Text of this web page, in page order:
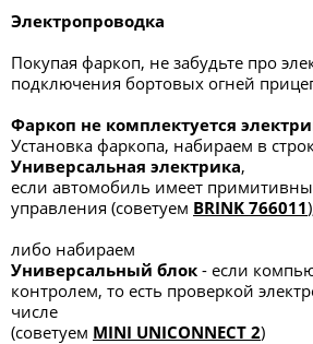
Электропроводка
Покупая фаркоп, не забудьте про
подключения бортовых огней
Фаркоп не комплектуется
Установка фаркопа, набираем в
Универсальная электрика,
если автомобиль имеет
управления (советуем BRINK 766011
либо набираем
Универсальный блок - если
контролем, то есть проверкой
числе
(советуем MINI UNICONNECT 2)